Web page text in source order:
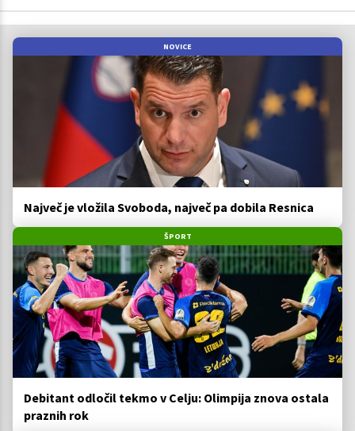
NOVICE
Največ je vložila Svoboda, največ pa dobila Resnica
ŠPORT
Debitant odločil tekmo v Celju: Olimpija znova ostala
praznih rok